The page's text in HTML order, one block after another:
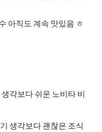
아직도 계속 맛있음 ㅎ
각보다 쉬운 노비타 비
생각보다 괜찮은 조식